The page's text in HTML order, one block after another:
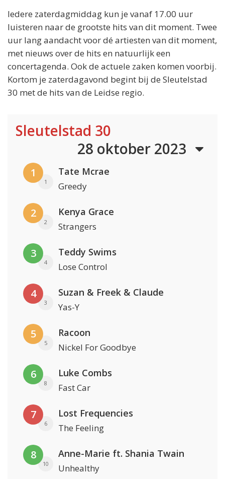
Iedere zaterdagmiddag kun je vanaf 17.00 uur
luisteren naar de grootste hits van dit moment. Twee
uur lang aandacht voor dé artiesten van dit moment,
met nieuws over de hits en natuurlijk een
concertagenda. Ook de actuele zaken komen voorbij.
Kortom je zaterdagavond begint bij de Sleutelstad
30 met de hits van de Leidse regio.
Sleutelstad 30
28 oktober 2023
1
1
Tate Mcrae
Greedy
2
2
Kenya Grace
Strangers
3
4
Teddy Swims
Lose Control
4
3
Suzan & Freek & Claude
Yas-Y
5
5
Racoon
Nickel For Goodbye
6
8
Luke Combs
Fast Car
7
6
Lost Frequencies
The Feeling
8
10
Anne-Marie ft. Shania Twain
Unhealthy